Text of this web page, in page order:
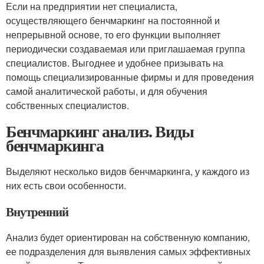
Если на предприятии нет специалиста,
осуществляющего бенчмаркинг на постоянной и
непрерывной основе, то его функции выполняет
периодически создаваемая или приглашаемая группа
специалистов. Выгоднее и удобнее призывать на
помощь специализированные фирмы и для проведения
самой аналитической работы, и для обучения
собственных специалистов.
Бенчмаркинг анализ. Виды
бенчмаркинга
Выделяют несколько видов бенчмаркинга, у каждого из
них есть свои особенности.
Внутренний
Анализ будет ориентирован на собственную компанию,
ее подразделения для выявления самых эффективных